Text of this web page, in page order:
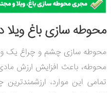
محوطه سازی باغ ویلا
محوطه سازی چشم و چراغ یک
محوطه، باعث افزایش ارزش
تمامی این موارد،